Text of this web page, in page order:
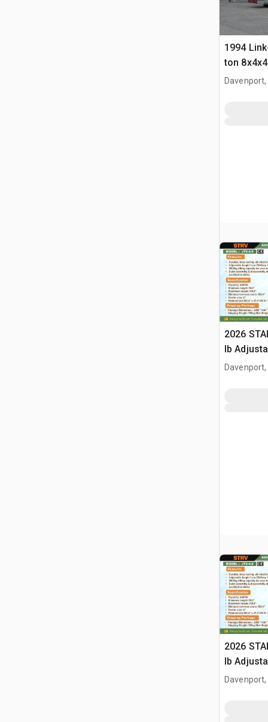
1994
ton
Crane
Davenport,
2026
lb
Gantry
Davenport,
2026
lb
Gantry
Davenport,